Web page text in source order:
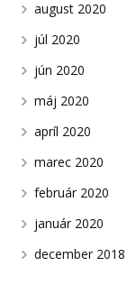
august 2020
júl 2020
jún 2020
máj 2020
apríl 2020
marec 2020
február 2020
január 2020
december 2018